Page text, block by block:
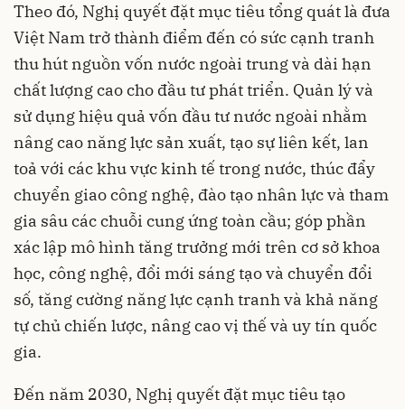
Theo đó, Nghị quyết đặt mục tiêu tổng quát là đưa
Việt Nam trở thành điểm đến có sức cạnh tranh
thu hút nguồn vốn nước ngoài trung và dài hạn
chất lượng cao cho đầu tư phát triển. Quản lý và
sử dụng hiệu quả vốn đầu tư nước ngoài nhằm
nâng cao năng lực sản xuất, tạo sự liên kết, lan
toả với các khu vực kinh tế trong nước, thúc đẩy
chuyển giao công nghệ, đào tạo nhân lực và tham
gia sâu các chuỗi cung ứng toàn cầu; góp phần
xác lập mô hình tăng trưởng mới trên cơ sở khoa
học, công nghệ, đổi mới sáng tạo và chuyển đổi
số, tăng cường năng lực cạnh tranh và khả năng
tự chủ chiến lược, nâng cao vị thế và uy tín quốc
gia.
Đến năm 2030, Nghị quyết đặt mục tiêu tạo